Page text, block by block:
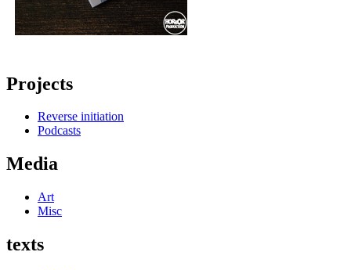
Projects
Reverse initiation
Podcasts
Media
Art
Misc
texts